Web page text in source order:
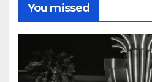
You missed